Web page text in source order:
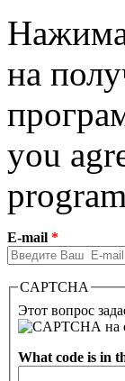
на
you
E-mail *
CAPTCHA
Этот вопрос
What code is in